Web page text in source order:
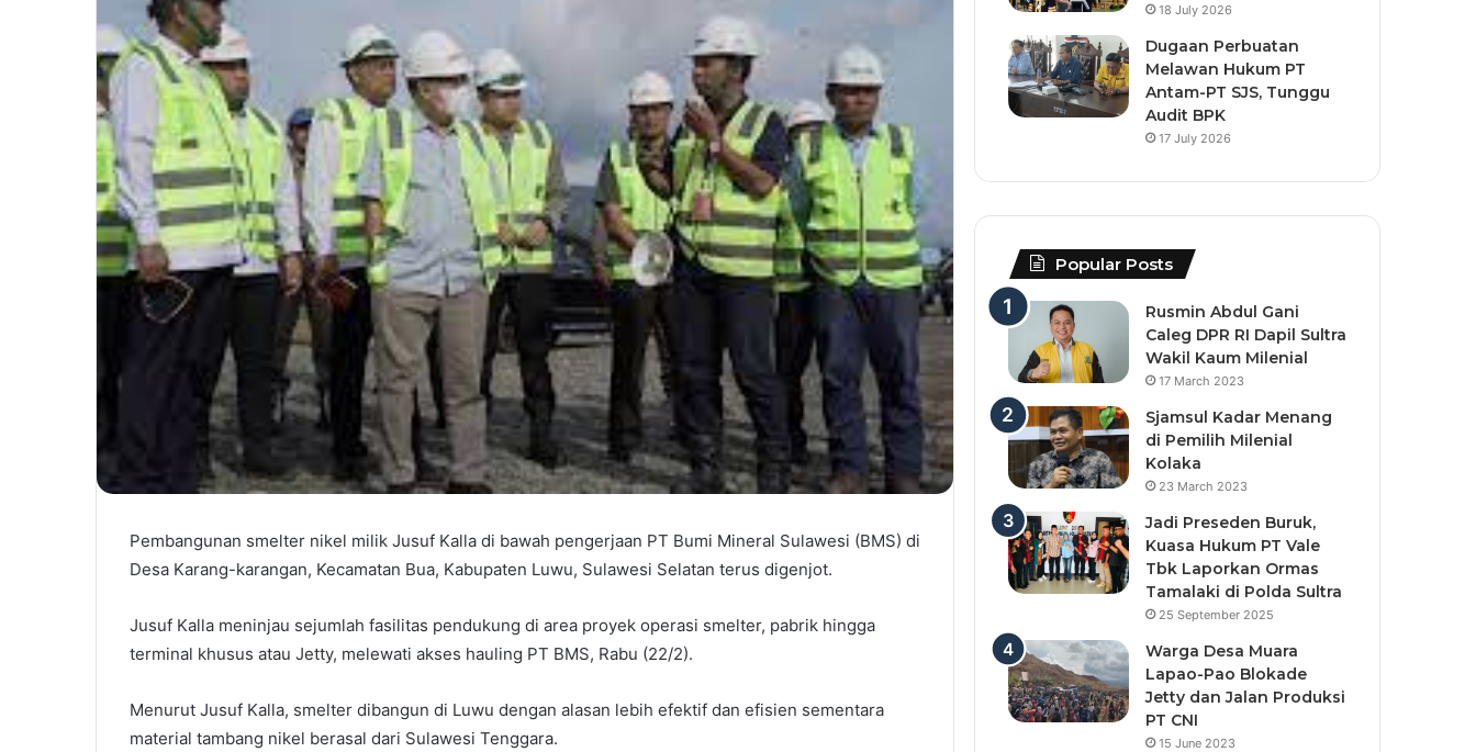
Pembangunan smelter nikel milik Jusuf Kalla di bawah pengerjaan PT Bumi Mineral Sulawesi (BMS) di
Desa Karang-karangan, Kecamatan Bua, Kabupaten Luwu, Sulawesi Selatan terus digenjot.
Jusuf Kalla meninjau sejumlah fasilitas pendukung di area proyek operasi smelter, pabrik hingga
terminal khusus atau Jetty, melewati akses hauling PT BMS, Rabu (22/2).
Menurut Jusuf Kalla, smelter dibangun di Luwu dengan alasan lebih efektif dan efisien sementara
material tambang nikel berasal dari Sulawesi Tenggara.
18 July 2026
Dugaan Perbuatan
Melawan Hukum PT
Antam-PT SJS, Tunggu
Audit BPK
17 July 2026
Popular Posts
Rusmin Abdul Gani
Caleg DPR RI Dapil Sultra
Wakil Kaum Milenial
17 March 2023
Sjamsul Kadar Menang
di Pemilih Milenial
Kolaka
23 March 2023
Jadi Preseden Buruk,
Kuasa Hukum PT Vale
Tbk Laporkan Ormas
Tamalaki di Polda Sultra
25 September 2025
Warga Desa Muara
Lapao-Pao Blokade
Jetty dan Jalan Produksi
PT CNI
15 June 2023